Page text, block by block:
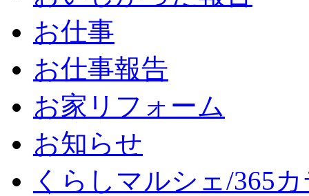
お仕事
お仕事報告
お家リフォーム
お知らせ
くらしマルシェ/365